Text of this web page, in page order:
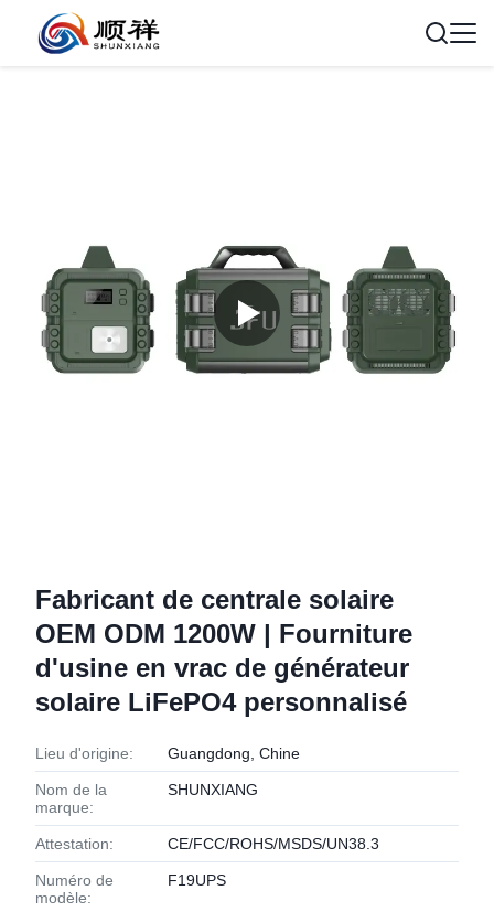
Fabricant de centrale solaire
OEM ODM 1200W | Fourniture
d'usine en vrac de générateur
solaire LiFePO4 personnalisé
Lieu d'origine: Guangdong, Chine
Nom de la
marque:
SHUNXIANG
Attestation: CE/FCC/ROHS/MSDS/UN38.3
Numéro de
modèle:
F19UPS